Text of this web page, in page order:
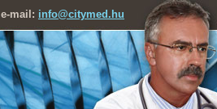
e-mail: info@citymed.hu